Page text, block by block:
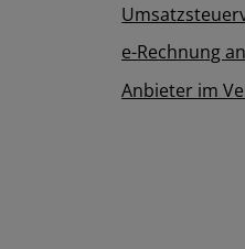
e-Rechnung
Anbieter im